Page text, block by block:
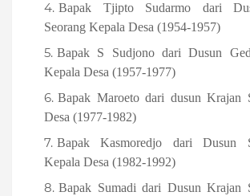
Bapak Tjipto Sudarmo dari
Seorang Kepala Desa (1954-1957)
Bapak S Sudjono dari Dusun
Kepala Desa (1957-1977)
Bapak Maroeto dari dusun Krajan
Desa (1977-1982)
Bapak Kasmoredjo dari Dusun
Kepala Desa (1982-1992)
Bapak Sumadi dari Dusun Krajan